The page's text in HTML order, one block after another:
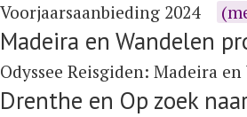
Voorjaarsaanbieding 2024
Madeira en Wandelen
Odyssee Reisgiden: Madeira en
Drenthe en Op zoek